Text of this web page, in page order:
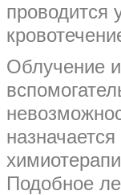
проводится
Облучение
Подобное